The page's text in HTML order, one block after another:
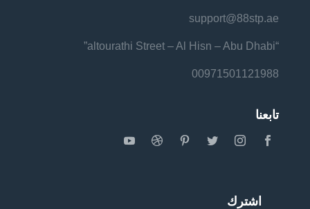
support@88stp.ae
“altourathi Street – Al Hisn – Abu Dhabi”
00971501121988
تابعنا
اشترك